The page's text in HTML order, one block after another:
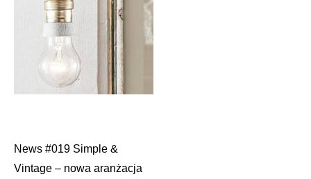
Nawigacja
News #019 Simple &
Vintage – nowa aranżacja